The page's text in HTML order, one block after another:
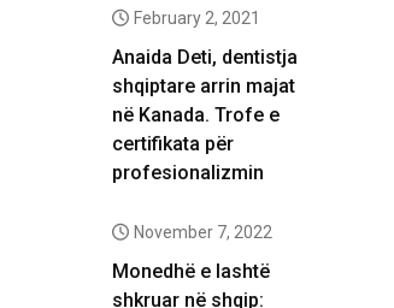
February 2, 2021
Anaida Deti, dentistja
shqiptare arrin majat
në Kanada. Trofe e
certifikata për
profesionalizmin
November 7, 2022
Monedhë e lashtë
shkruar në shqip: